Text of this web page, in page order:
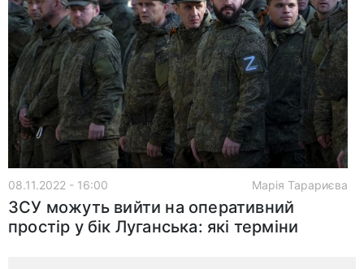
08.11.2022 - 16:00 Марія Тарариєва
ЗСУ можуть вийти на оперативний
простір у бік Луганська: які терміни